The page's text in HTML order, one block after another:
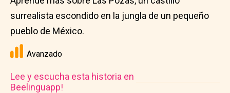
surrealista escondido en la jungla de un pequeño
pueblo de México.
Avanzado
Lee y escucha esta historia en
Beelinguapp!